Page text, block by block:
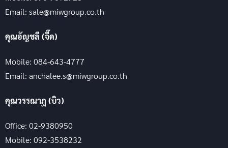
Email: sale@miwgroup.co.th
คุณอัญชลี (จี๊ด)
Mobile: 084-643-4777
Email: anchalee.s@miwgroup.co.th
คุณวรรณาฏ (บิว)
Office: 02-9380950
Mobile: 092-3538232